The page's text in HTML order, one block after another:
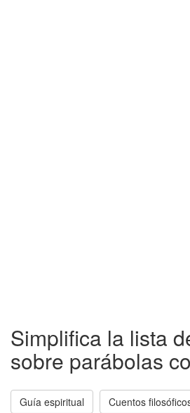
Simplifica la lista
sobre parábolas
Guía espiritual Cuentos